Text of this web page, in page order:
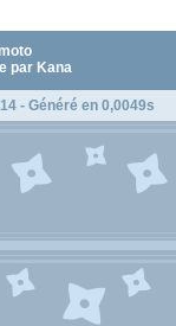
par Kana
- Généré en 0,0049s